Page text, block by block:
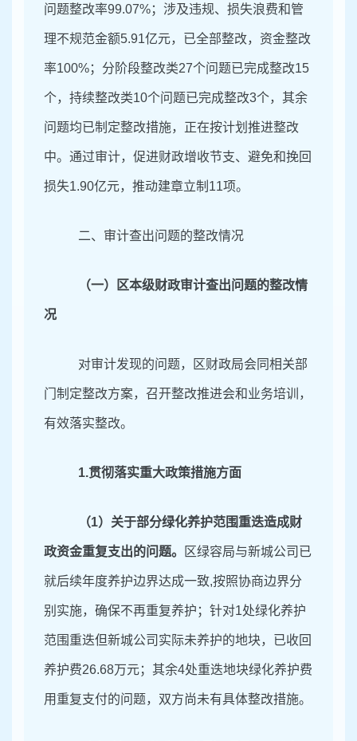
问题整改率99.07%； 涉及违规、损失浪费和管
理不规范金额5.91亿元，已全部整改，资金整改
率100%； 分阶段整改类27个问题已完成整改15
个，持续整改类10个问题已完成整改3个，其余
问题均已制定整改措施，正在按计划推进整改
中。 通过审计，促进财政增收节支、避免和挽回
损失1.90亿元，推动建章立制 11项。
二、审计查出问题的整改情况
（一）区本级财政审计查出问题的整改情
况
对审计发现的问题，区财政局会同相关部
门制定整改方案，召开整改推进会和业务培训，
有效落实整改。
1.贯彻落实重大政策措施方面
（1） 关于部分绿化养护范围重迭造成财
政资金重复支出的问题。 区绿容局与新城公司已
就后续年度养护边界达成一致,按照协商边界分
别实施，确保不再重复养护；针对1处绿化养护
范围重迭但新城公司实际未养护的地块，已收回
养护费26.68万元；其余4处重迭地块绿化养护费
用重复支付的问题，双方尚未有具体整改措施。